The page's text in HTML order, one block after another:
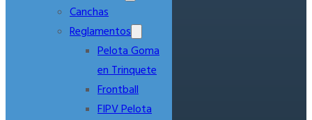
Canchas
Reglamentos
Pelota Goma
en Trinquete
Frontball
FIPV Pelota